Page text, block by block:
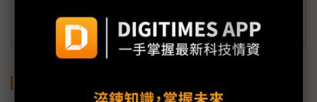
訂閱DIGITIMES 行動版